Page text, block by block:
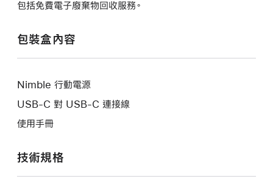
包括免費電子廢棄物回收服務。
包裝盒內容
Nimble 行動電源
USB-C 對 USB-C 連接線
使用手冊
技術規格